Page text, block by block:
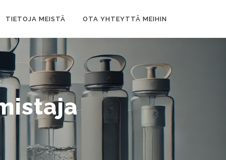
TIETOJA MEISTÄ OTA YHTEYTTÄ MEIHIN